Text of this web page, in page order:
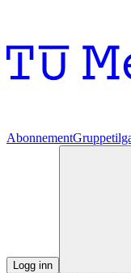
Abonnement
Logg inn